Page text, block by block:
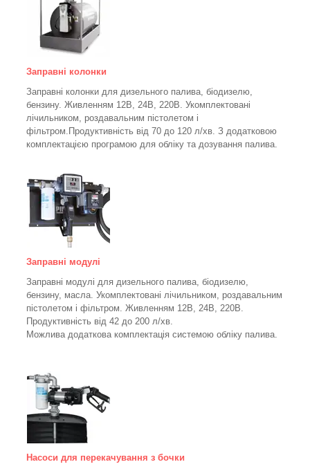
Заправні колонки
Заправні колонки для дизельного палива, біодизелю,
бензину. Живленням 12В, 24В, 220В. Укомплектовані
лічильником, роздавальним пістолетом і
фільтром. Продуктивність від 70 до 120 л/хв. З додатковою
комплектацією програмою для обліку та дозування палива.
Заправні модулі
Заправні модулі для дизельного палива, біодизелю,
бензину, масла. Укомплектовані лічильником, роздавальним
пістолетом і фільтром. Живленням 12В, 24В, 220В.
Продуктивність від 42 до 200 л/хв.
Можлива додаткова комплектація системою обліку палива.
Насоси для перекачування з бочки